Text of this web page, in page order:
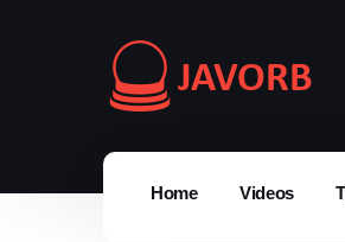
Home Videos